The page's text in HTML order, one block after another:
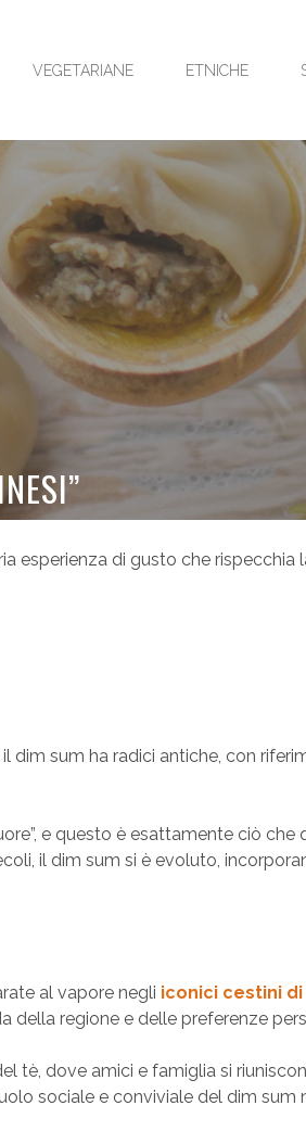
VEGETARIANE ETNICHE
esperienza di gusto che rispecchia
sum ha radici antiche, con
e questo è esattamente ciò che
il dim sum si è evoluto,
al vapore negli iconici cestini
della regione e delle preferenze
tè, dove amici e famiglia si
sociale e conviviale del dim sum